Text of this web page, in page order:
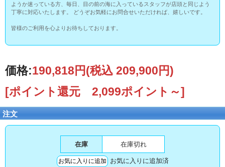
ようか迷っている方、毎日、目の前の海に入っているスタッフが店頭と同じよう
丁寧に対応いたします。 どうぞお気軽にお問合せいただければ、嬉しいです。
皆様のご利用を心よりお待ちしております。
価格:190,818円(税込 209,900円)
[ポイント還元 2,099ポイント～]
注文
在庫 在庫切れ
お気に入りに追加済